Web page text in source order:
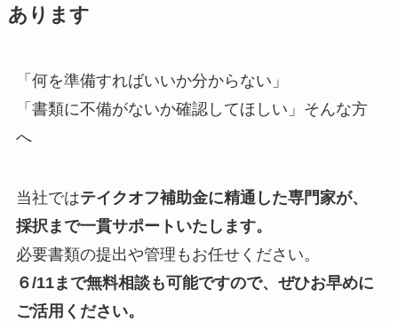
あります
「何を準備すればいいか分からない」
「書類に不備がないか確認してほしい」そんな方
へ
当社ではテイクオフ補助金に精通した専門家が、
採択まで一貫サポートいたします。
必要書類の提出や管理もお任せください。
６/11まで無料相談も可能ですので、ぜひお早めに
ご活用ください。